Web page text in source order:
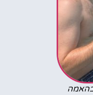
בהאמה